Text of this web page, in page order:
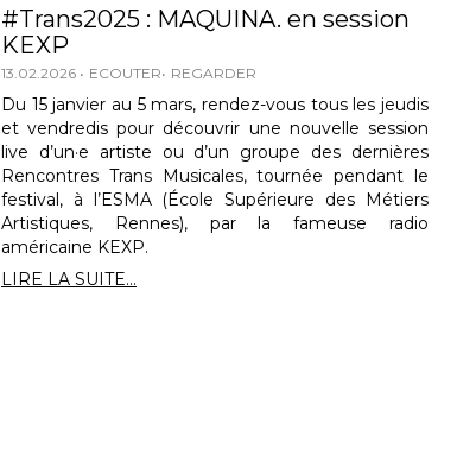
#Trans2025 : MAQUINA. en session
KEXP
13.02.2026 ECOUTER REGARDER
Du 15 janvier au 5 mars, rendez-vous tous les jeudis
et vendredis pour découvrir une nouvelle session
live d’un·e artiste ou d’un groupe des dernières
Rencontres Trans Musicales, tournée pendant le
festival, à l’ESMA (École Supérieure des Métiers
Artistiques, Rennes), par la fameuse radio
américaine KEXP.
LIRE LA SUITE...